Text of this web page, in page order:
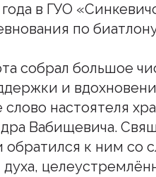
в ГУО
по
собрал большое
и
слово настоятеля
Вабищевича.
к ним со
духа,